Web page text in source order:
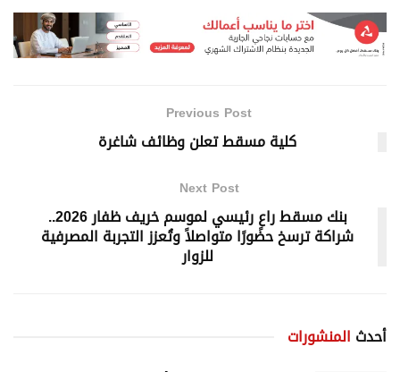
Previous Post
كلية مسقط تعلن وظائف شاغرة
Next Post
بنك مسقط راعٍ رئيسي لموسم خريف ظفار 2026..
شراكة ترسخ حضورًا متواصلاً وتُعزز التجربة المصرفية
للزوار
أحدث المنشورات